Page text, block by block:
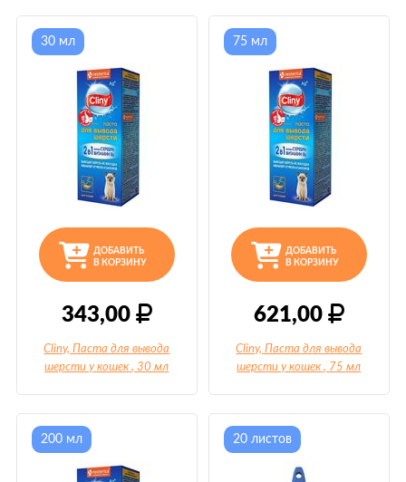
ДОБАВИТЬ
В КОРЗИНУ
343,00
30 мл
Cliny, Паста для вывода
шерсти у кошек , 30 мл
ДОБАВИТЬ
В КОРЗИНУ
621,00
75 мл
Cliny, Паста для вывода
шерсти у кошек , 75 мл
200 мл 20 листов